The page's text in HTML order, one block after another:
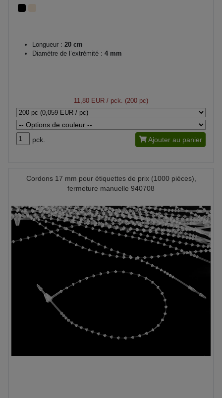
Longueur : 20 cm
Diamètre de l’extrémité : 4 mm
11,80 EUR / pck. (200 pc)
pck. Ajouter au panier
Cordons 17 mm pour étiquettes de prix (1000 pièces),
fermeture manuelle 940708